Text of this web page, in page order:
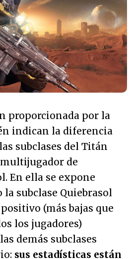
proporcionada por la
indican la diferencia
subclases del Titán
de
En ella se expone
subclase Quiebrasol
(más bajas que
los jugadores)
demás subclases
sus estadísticas están